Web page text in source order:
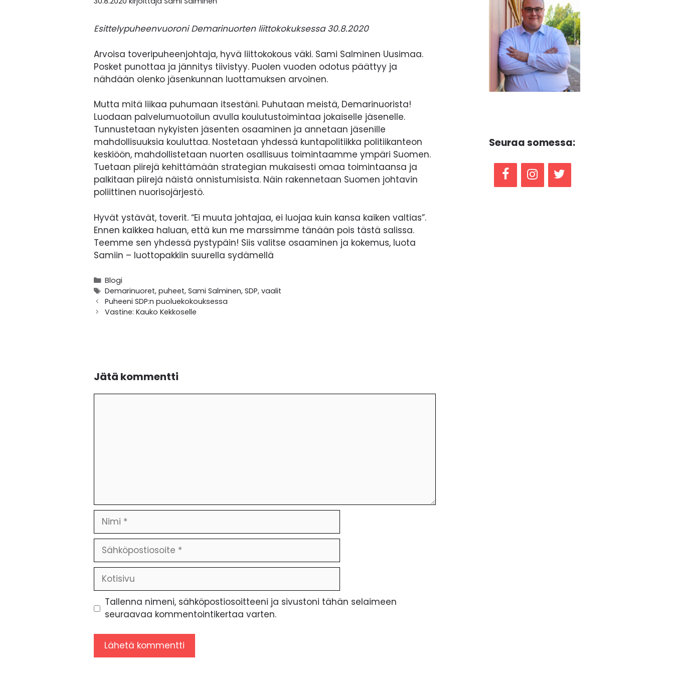
Esittelypuheenvuoroni Demarinuorten liittokokuksessa 30.8.2020
Arvoisa toveripuheenjohtaja, hyvä liittokokous väki. Sami Salminen Uusimaa.
Posket punottaa ja jännitys tiivistyy. Puolen vuoden odotus päättyy ja
nähdään olenko jäsenkunnan luottamuksen arvoinen.
Mutta mitä liikaa puhumaan itsestäni. Puhutaan meistä, Demarinuorista!
Luodaan palvelumuotoilun avulla koulutustoimintaa jokaiselle jäsenelle.
Tunnustetaan nykyisten jäsenten osaaminen ja annetaan jäsenille
mahdollisuuksia kouluttaa. Nostetaan yhdessä kuntapolitiikka politiikanteon
keskiöön, mahdollistetaan nuorten osallisuus toimintaamme ympäri Suomen.
Tuetaan piirejä kehittämään strategian mukaisesti omaa toimintaansa ja
palkitaan piirejä näistä onnistumisista. Näin rakennetaan Suomen johtavin
poliittinen nuorisojärjestö.
Hyvät ystävät, toverit. “Ei muuta johtajaa, ei luojaa kuin kansa kaiken valtias”.
Ennen kaikkea haluan, että kun me marssimme tänään pois tästä salissa.
Teemme sen yhdessä pystypäin! Siis valitse osaaminen ja kokemus, luota
Samiin – luottopakkiin suurella sydämellä
Kategoriat
Blogi
Avainsanat
Demarinuoret, puheet, Sami Salminen, SDP, vaalit
Puheeni SDP:n puoluekokouksessa
Vastine: Kauko Kekkoselle
Jätä kommentti
Nimi
Sähköpostiosoite
Kotisivu
Tallenna nimeni, sähköpostiosoitteeni ja sivustoni tähän selaimeen
seuraavaa kommentointikertaa varten.
Seuraa somessa: